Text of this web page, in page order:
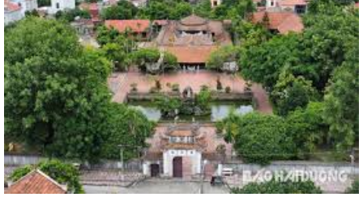
chức lễ viếng các nghĩa trang liệt sĩ...
Trạm Y tế xã Cẩm Giang phối hợp khám, phát hiện các bệnh về mắt
cho người có công nhân kỷ niệm 79...
Hội đồng nhân dân xã Cẩm Giang tổ chức Kỳ họp thứ tư (Kỳ họp
thường lệ giữa năm 2026)
Đảng ủy xã Cẩm Giang tổ chức thăm, tặng quà người có công theo ủy
quyền của đồng chí Giám đốc Công...
Đồng chí Nguyễn Ngọc Sơn, đại biểu quốc hội khóa XVI Thăm, tặng quà